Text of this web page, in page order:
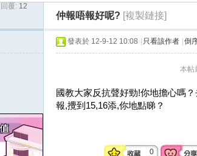
›
回覆: 12
仲報唔報好呢? [複製鏈接]
發表於 12-9-12 10:08 只看該作者 倒
本帖
國教大家反抗聲好勁!你地擔心嗎
報,攪到15,16添,你地點睇？
0